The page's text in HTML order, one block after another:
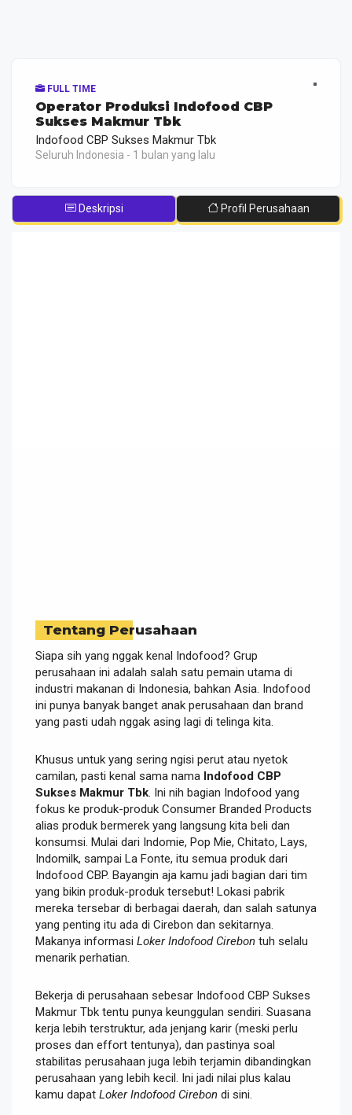
FULL TIME
Operator Produksi Indofood CBP
Sukses Makmur Tbk
Indofood CBP Sukses Makmur Tbk
Seluruh Indonesia - 1 bulan yang lalu
Deskripsi Profil Perusahaan
Tentang Perusahaan
Siapa sih yang nggak kenal Indofood? Grup
perusahaan ini adalah salah satu pemain utama di
industri makanan di Indonesia, bahkan Asia. Indofood
ini punya banyak banget anak perusahaan dan brand
yang pasti udah nggak asing lagi di telinga kita.
Khusus untuk yang sering ngisi perut atau nyetok
camilan, pasti kenal sama nama Indofood CBP
Sukses Makmur Tbk . Ini nih bagian Indofood yang
fokus ke produk-produk Consumer Branded Products
alias produk bermerek yang langsung kita beli dan
konsumsi. Mulai dari Indomie, Pop Mie, Chitato, Lays,
Indomilk, sampai La Fonte, itu semua produk dari
Indofood CBP. Bayangin aja kamu jadi bagian dari tim
yang bikin produk-produk tersebut! Lokasi pabrik
mereka tersebar di berbagai daerah, dan salah satunya
yang penting itu ada di Cirebon dan sekitarnya.
Makanya informasi Loker Indofood Cirebon tuh selalu
menarik perhatian.
Bekerja di perusahaan sebesar Indofood CBP Sukses
Makmur Tbk tentu punya keunggulan sendiri. Suasana
kerja lebih terstruktur, ada jenjang karir (meski perlu
proses dan effort tentunya), dan pastinya soal
stabilitas perusahaan juga lebih terjamin dibandingkan
perusahaan yang lebih kecil. Ini jadi nilai plus kalau
kamu dapat Loker Indofood Cirebon di sini.